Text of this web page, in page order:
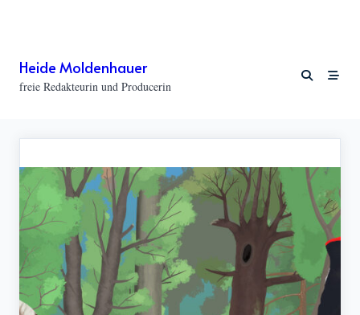
Heide Moldenhauer
freie Redakteurin und Producerin